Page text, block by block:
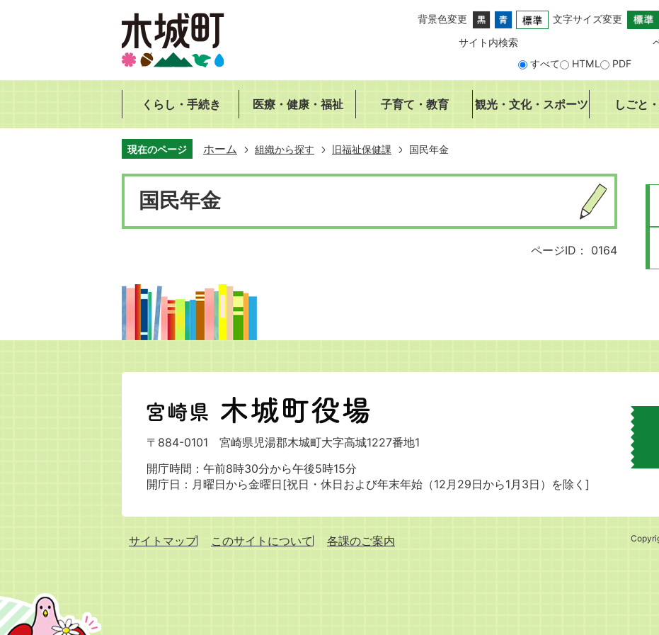
背景色変更 文字サイズ変更
サイト内検索
すべて
HTML PDF
くらし・手続き 医療・健康・福祉 子育て・教育 観光・文化・スポーツ しごと
現在のページ ホーム 組織から探す 旧福祉保健課 国民年金
国民年金
ページID： 0164
宮
崎
県
木
城
町
場
〒884-0101 宮崎県児湯郡木城町大字高城1227番地1
開庁時間：午前8時30分から午後5時15分
開庁日：月曜日から金曜日[祝日・休日および年末年始（12月29日から1月3日）を除く]
サイトマップ このサイトについて 各課のご案内